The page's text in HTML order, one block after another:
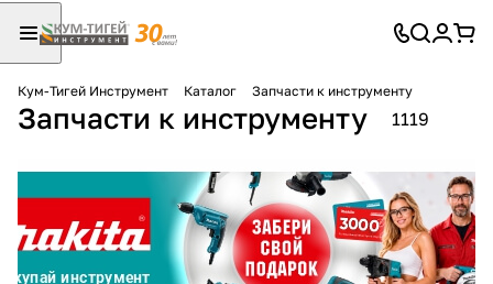
Кум-Тигей Инструмент Каталог Запчасти к инструменту
Запчасти к инструменту 1119
Для клиентов всех банков
Разбейте
оплату на части
без переплат